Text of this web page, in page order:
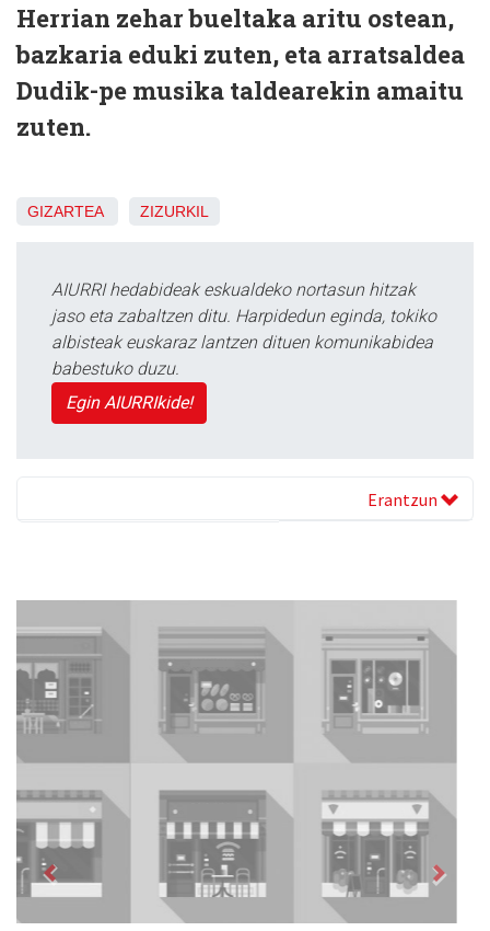
Herrian zehar bueltaka aritu ostean,
bazkaria eduki zuten, eta arratsaldea
Dudik-pe musika taldearekin amaitu
zuten.
GIZARTEA ZIZURKIL
AIURRI hedabideak eskualdeko nortasun hitzak
jaso eta zabaltzen ditu. Harpidedun eginda, tokiko
albisteak euskaraz lantzen dituen komunikabidea
babestuko duzu.
Egin AIURRIkide!
Erantzun
Zubimusu Ikastola
Zizurkil - Hezkuntza
Previous